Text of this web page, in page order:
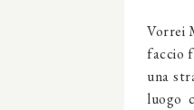
Vorrei
faccio
una
luogo